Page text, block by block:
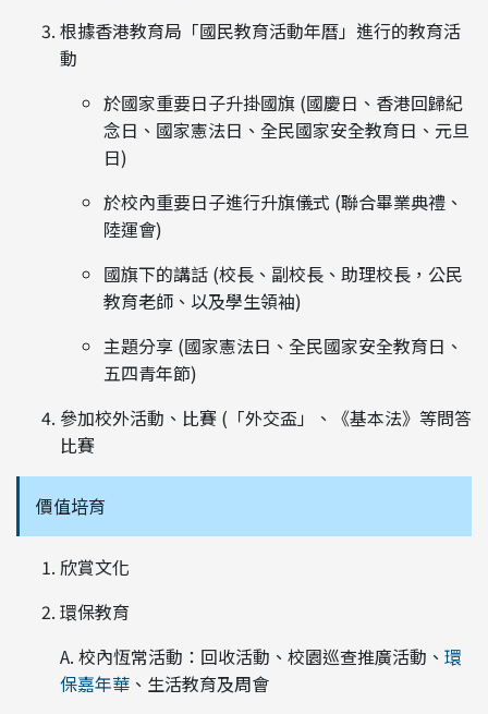
根據香港教育局「國民教育活動年曆」進行的教育活
動
於國家重要日子升掛國旗 (國慶日、香港回歸紀
念日、國家憲法日、全民國家安全教育日、元旦
日)
於校內重要日子進行升旗儀式 (聯合畢業典禮、
陸運會)
國旗下的講話 (校長、副校長、助理校長，公民
教育老師、以及學生領袖)
主題分享 (國家憲法日、全民國家安全教育日、
五四青年節)
參加校外活動、比賽 (「外交盃」、《基本法》等問答
比賽
價值培育
欣賞文化
環保教育
A. 校內恆常活動：回收活動、校園巡查推廣活動、 環
保嘉年華 、生活教育及周會